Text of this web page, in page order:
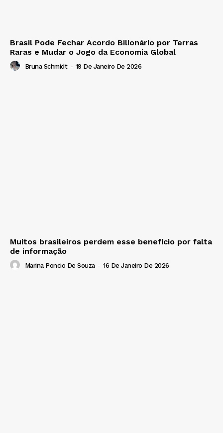
Brasil Pode Fechar Acordo Bilionário por Terras
Raras e Mudar o Jogo da Economia Global
Bruna Schmidt - 19 De Janeiro De 2026
Muitos brasileiros perdem esse benefício por falta
de informação
Marina Poncio De Souza - 16 De Janeiro De 2026